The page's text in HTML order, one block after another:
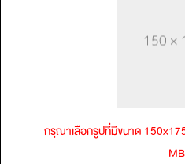
กรุณาเลือกรูปที่มีขนาด
MB